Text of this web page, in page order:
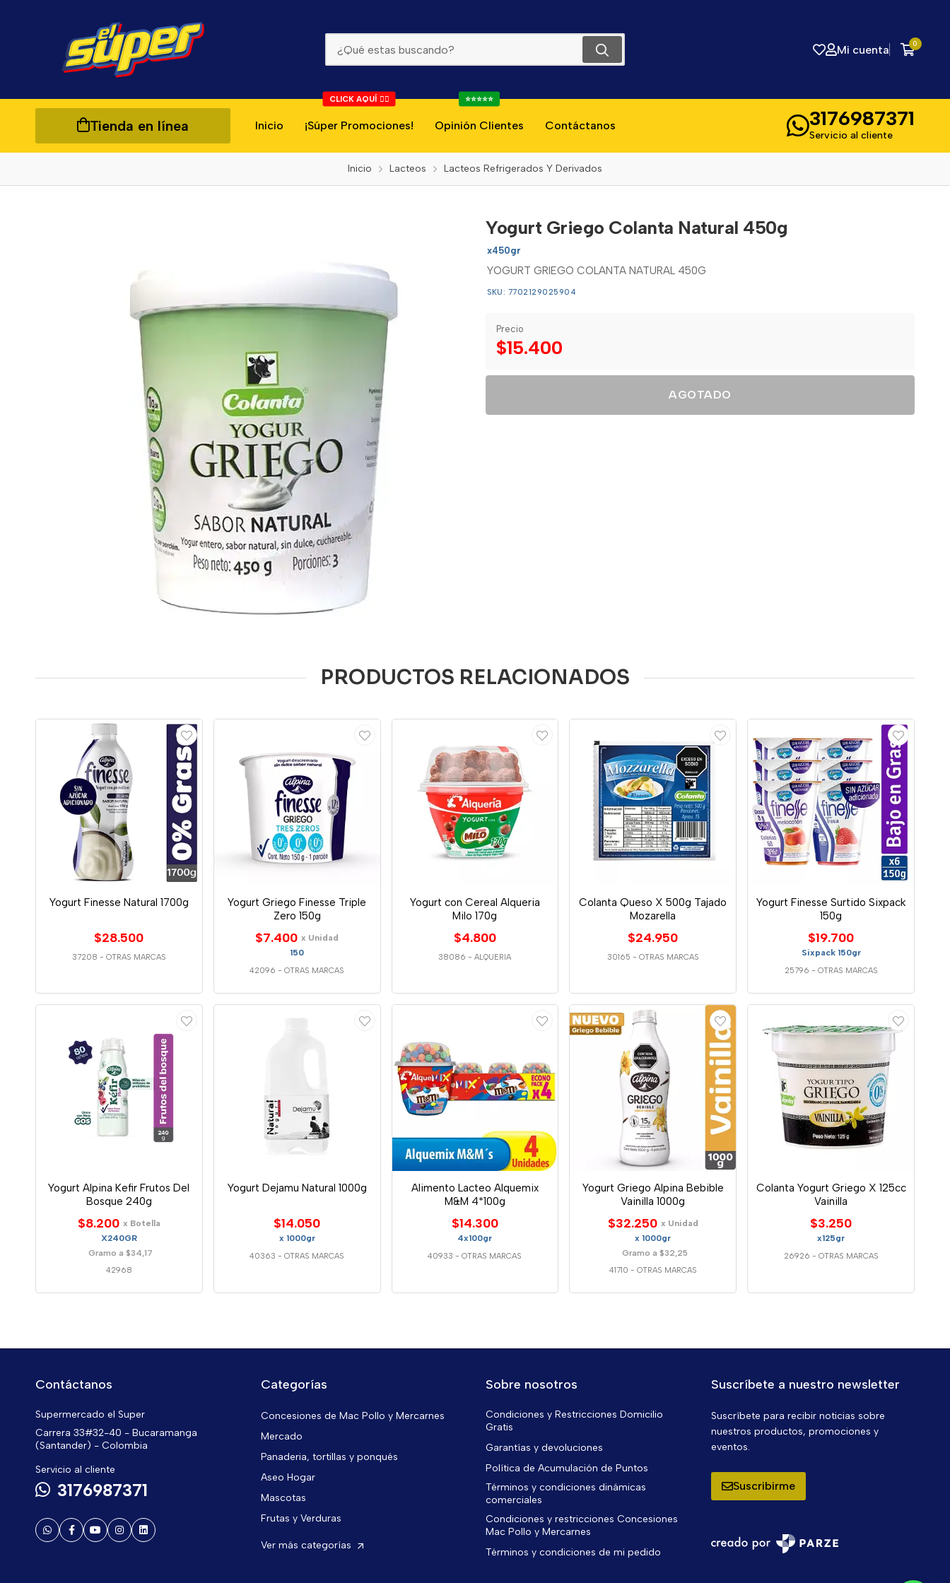
Mi cuenta 0
Tienda en línea Inicio ¡Súper Promociones!
CLICK AQUÍ 👇🏻
Opinión Clientes
⭐⭐⭐⭐⭐
Contáctanos 3176987371
Servicio al cliente
Inicio Lacteos Lacteos Refrigerados Y Derivados
Yogurt Griego Colanta Natural 450g
x450gr
YOGURT GRIEGO COLANTA NATURAL 450G
SKU: 7702129025904
Precio
$15.400
AGOTADO
PRODUCTOS RELACIONADOS
Yogurt Finesse Natural 1700g
$28.500
37208 - OTRAS MARCAS
Yogurt Griego Finesse Triple
Zero 150g
$7.400 x Unidad
150
42096 -OTRAS MARCAS
Yogurt con Cereal Alqueria
Milo 170g
$4.800
38086 -ALQUERIA
Colanta Queso X 500g Tajado
Mozarella
$24.950
30165 - OTRAS MARCAS
Yogurt Finesse Surtido Sixpack
150g
$19.700
Sixpack 150gr
25796 - OTRAS MARCAS
Yogurt Alpina Kefir Frutos Del
Bosque 240g
$8.200 x Botella
X240GR
Gramo a $34,17
42968
Yogurt Dejamu Natural 1000g
$14.050
x 1000gr
40363 -OTRAS MARCAS
Alimento Lacteo Alquemix
M&M 4*100g
$14.300
4x100gr
40933 -OTRAS MARCAS
Yogurt Griego Alpina Bebible
Vainilla 1000g
$32.250 x Unidad
x 1000gr
Gramo a $32,25
41710 - OTRAS MARCAS
Colanta Yogurt Griego X 125cc
Vainilla
$3.250
x125gr
26926 - OTRAS MARCAS
Contáctanos
Supermercado el Super
Carrera 33#32-40 - Bucaramanga
(Santander) - Colombia
Servicio al cliente
3176987371
Categorías
Concesiones de Mac Pollo y Mercarnes
Mercado
Panaderia, tortillas y ponqués
Aseo Hogar
Mascotas
Frutas y Verduras
Ver más categorías
Sobre nosotros
Condiciones y Restricciones Domicilio
Gratis
Garantías y devoluciones
Política de Acumulación de Puntos
Términos y condiciones dinámicas
comerciales
Condiciones y restricciones Concesiones
Mac Pollo y Mercarnes
Términos y condiciones de mi pedido
Suscríbete a nuestro newsletter
Suscríbete para recibir noticias sobre
nuestros productos, promociones y
eventos.
Suscribirme